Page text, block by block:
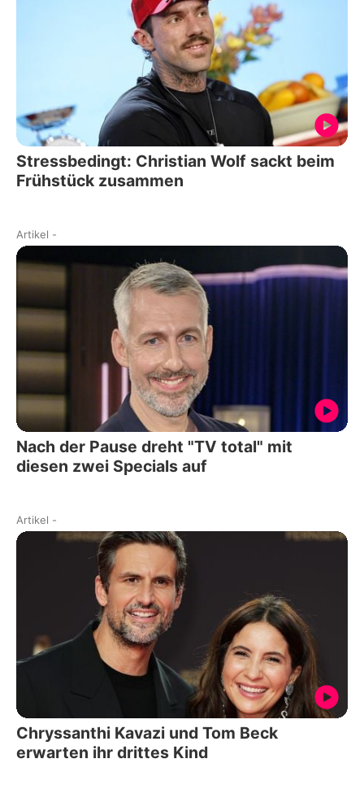
Stressbedingt: Christian Wolf sackt beim
Frühstück zusammen
Artikel -
Nach der Pause dreht "TV total" mit
diesen zwei Specials auf
Artikel -
Chryssanthi Kavazi und Tom Beck
erwarten ihr drittes Kind